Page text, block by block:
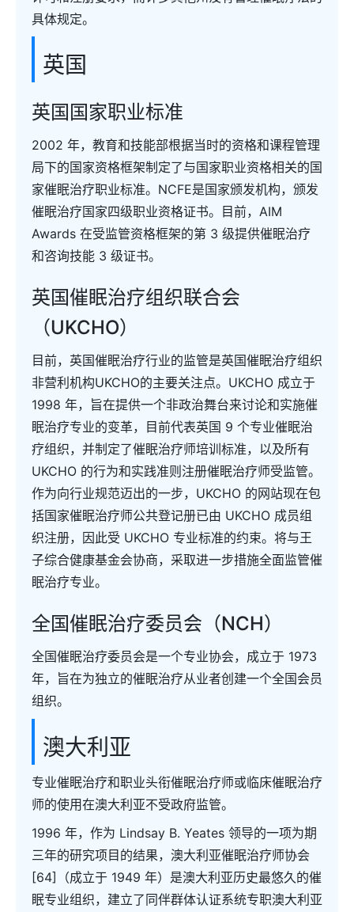
具体规定。
英国
英国国家职业标准
2002 年，教育和技能部根据当时的资格和课程管理
局下的国家资格框架制定了与国家职业资格相关的国
家催眠治疗职业标准。NCFE是国家颁发机构，颁发
催眠治疗国家四级职业资格证书。目前，AIM
Awards 在受监管资格框架的第 3 级提供催眠治疗
和咨询技能 3 级证书。
英国催眠治疗组织联合会
（UKCHO）
目前，英国催眠治疗行业的监管是英国催眠治疗组织
非营利机构UKCHO的主要关注点。UKCHO 成立于
1998 年，旨在提供一个非政治舞台来讨论和实施催
眠治疗专业的变革，目前代表英国 9 个专业催眠治
疗组织，并制定了催眠治疗师培训标准，以及所有
UKCHO 的行为和实践准则注册催眠治疗师受监管。
作为向行业规范迈出的一步，UKCHO 的网站现在包
括国家催眠治疗师公共登记册已由 UKCHO 成员组
织注册，因此受 UKCHO 专业标准的约束。将与王
子综合健康基金会协商，采取进一步措施全面监管催
眠治疗专业。
全国催眠治疗委员会（NCH）
全国催眠治疗委员会是一个专业协会，成立于 1973
年，旨在为独立的催眠治疗从业者创建一个全国会员
组织。
澳大利亚
专业催眠治疗和职业头衔催眠治疗师或临床催眠治疗
师的使用在澳大利亚不受政府监管。
1996 年，作为 Lindsay B. Yeates 领导的一项为期
三年的研究项目的结果，澳大利亚催眠治疗师协会
[64]（成立于 1949 年）是澳大利亚历史最悠久的催
眠专业组织，建立了同伴群体认证系统专职澳大利亚